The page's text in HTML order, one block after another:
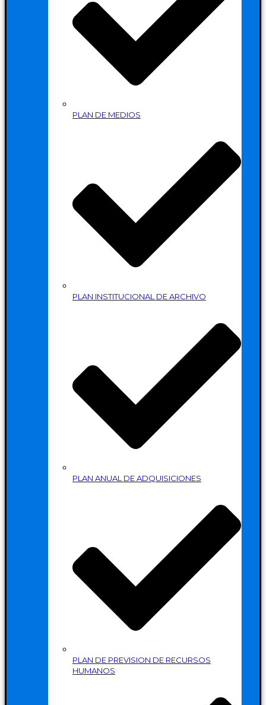
PLAN DE MEDIOS
PLAN INSTITUCIONAL DE ARCHIVO
PLAN ANUAL DE ADQUISICIONES
PLAN DE PREVISION DE RECURSOS
HUMANOS